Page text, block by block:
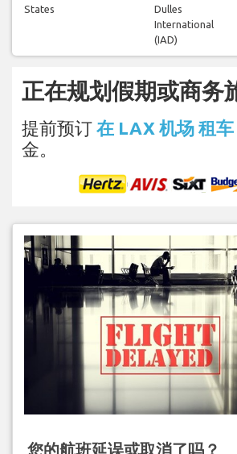
States
Dulles
International
(IAD)
正在规划假期或商务
提前预订 在 LAX 机场 租车
金。
您的航班延误或取消了吗？